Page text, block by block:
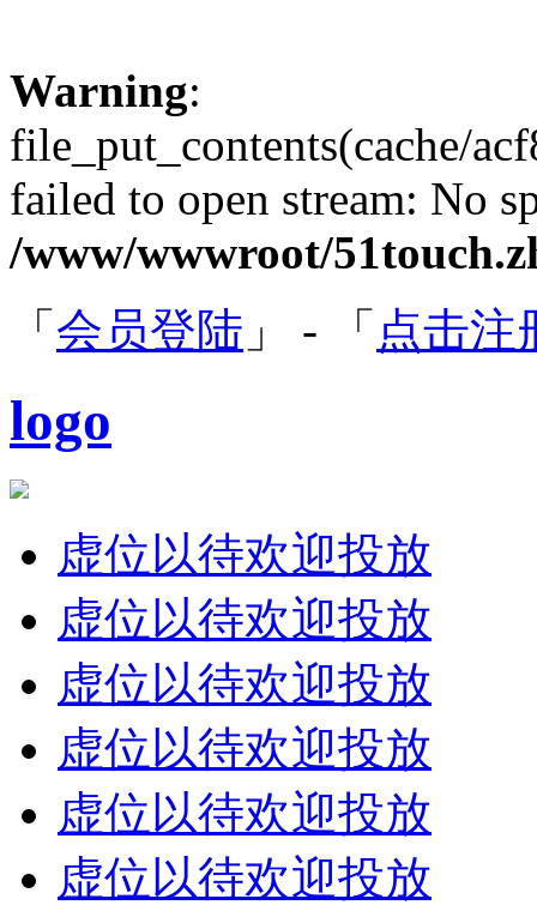
Warning:
file_put_contents(cache/
failed to open stream: No
/www/wwwroot/
「 会员登陆 」 - 「 点击注
logo
虚位以待欢迎投放
虚位以待欢迎投放
虚位以待欢迎投放
虚位以待欢迎投放
虚位以待欢迎投放
虚位以待欢迎投放